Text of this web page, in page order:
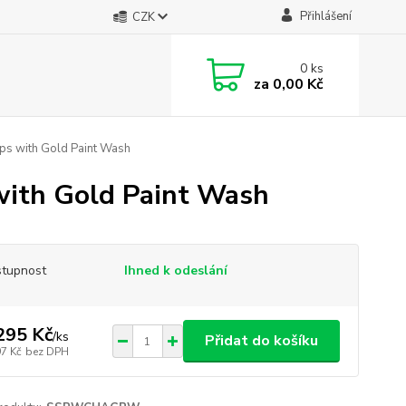
CZK Přihlášení
0ks
za 0,00 Kč
with Gold Paint Wash
Gold Paint Wash
Ihned k odeslání
Kč/ks
Kč bez DPH
Přidat do košíku